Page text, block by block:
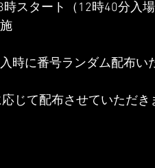
スタート（12時40分入場
時に番号ランダム配布い
じて配布させていただき